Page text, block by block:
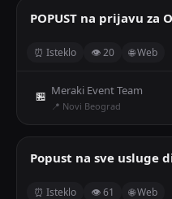
POPUST na prijavu za
⏰ Isteklo 👁 20 🌐 Web
🏪 Meraki Event Team
📍 Novi Beograd
Popust na sve usluge
⏰ Isteklo 👁 61 🌐 Web